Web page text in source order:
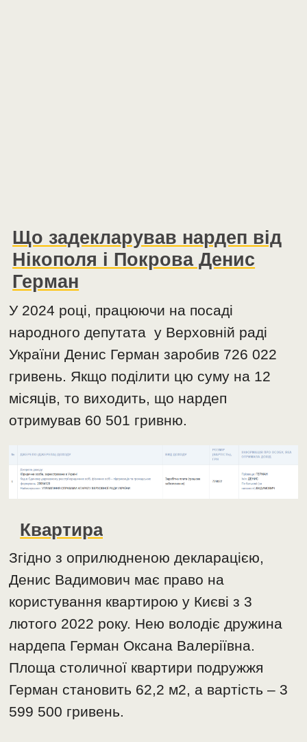
Що задекларував нардеп від
Нікополя і Покрова Денис
Герман
У 2024 році, працюючи на посаді
народного депутата у Верховній раді
України Денис Герман заробив 726 022
гривень. Якщо поділити цю суму на 12
місяців, то виходить, що нардеп
отримував 60 501 гривню.
Квартира
Згідно з оприлюдненою декларацією,
Денис Вадимович має право на
користування квартирою у Києві з 3
лютого 2022 року. Нею володіє дружина
нардепа Герман Оксана Валеріївна.
Площа столичної квартири подружжя
Герман становить 62,2 м2, а вартість – 3
599 500 гривень.